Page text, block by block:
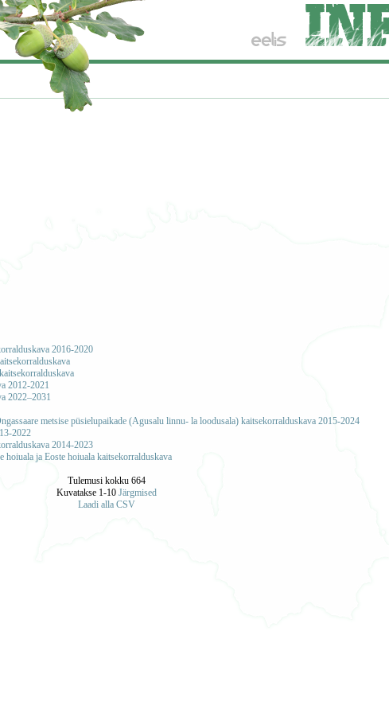
2016-2020
2012-2021
2022‒2031
metsise püsielupaikade (Agusalu linnu- la loodusala) kaitsekorralduskava 2015-2024
2022
2014-2023
ja Eoste hoiuala kaitsekorralduskava
Tulemusi kokku 664
Kuvatakse 1-10 Järgmised
Laadi alla CSV